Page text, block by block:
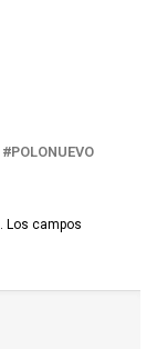
POLONUEVO
Los campos